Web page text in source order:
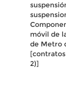
móvil de
de Metro
2)]